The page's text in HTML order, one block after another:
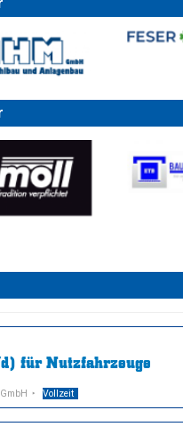
für Nutzfahrzeuge
Vollzeit